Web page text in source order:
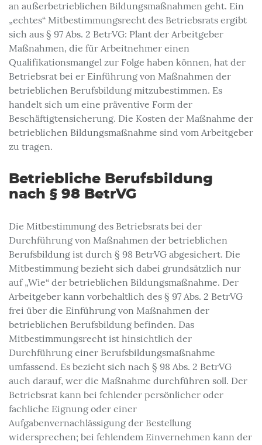
an außerbetrieblichen Bildungsmaßnahmen geht. Ein
„echtes“ Mitbestimmungsrecht des Betriebsrats ergibt
sich aus § 97 Abs. 2 BetrVG: Plant der Arbeitgeber
Maßnahmen, die für Arbeitnehmer einen
Qualifikationsmangel zur Folge haben können, hat der
Betriebsrat bei er Einführung von Maßnahmen der
betrieblichen Berufsbildung mitzubestimmen. Es
handelt sich um eine präventive Form der
Beschäftigtensicherung. Die Kosten der Maßnahme der
betrieblichen Bildungsmaßnahme sind vom Arbeitgeber
zu tragen.
Betriebliche Berufsbildung
nach § 98 BetrVG
Die Mitbestimmung des Betriebsrats bei der
Durchführung von Maßnahmen der betrieblichen
Berufsbildung ist durch § 98 BetrVG abgesichert. Die
Mitbestimmung bezieht sich dabei grundsätzlich nur
auf „Wie“ der betrieblichen Bildungsmaßnahme. Der
Arbeitgeber kann vorbehaltlich des § 97 Abs. 2 BetrVG
frei über die Einführung von Maßnahmen der
betrieblichen Berufsbildung befinden. Das
Mitbestimmungsrecht ist hinsichtlich der
Durchführung einer Berufsbildungsmaßnahme
umfassend. Es bezieht sich nach § 98 Abs. 2 BetrVG
auch darauf, wer die Maßnahme durchführen soll. Der
Betriebsrat kann bei fehlender persönlicher oder
fachliche Eignung oder einer
Aufgabenvernachlässigung der Bestellung
widersprechen; bei fehlendem Einvernehmen kann der